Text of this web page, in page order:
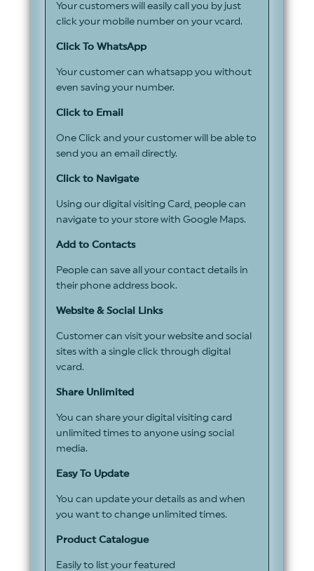
Your customers will easily call you by just
click your mobile number on your vcard.
Click To WhatsApp
Your customer can whatsapp you without
even saving your number.
Click to Email
One Click and your customer will be able to
send you an email directly.
Click to Navigate
Using our digital visiting Card, people can
navigate to your store with Google Maps.
Add to Contacts
People can save all your contact details in
their phone address book.
Website & Social Links
Customer can visit your website and social
sites with a single click through digital
vcard.
Share Unlimited
You can share your digital visiting card
unlimited times to anyone using social
media.
Easy To Update
You can update your details as and when
you want to change unlimited times.
Product Catalogue
Easily to list your featured